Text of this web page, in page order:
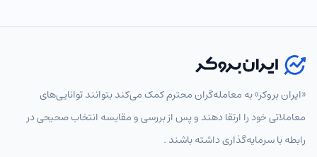
انتخاب نماد
«ایران بروکر» به معامله‌گران محترم کمک می‌کند بتوانند توانایی‌های
معاملاتی خود را ارتقا دهند و پس از بررسی و مقایسه انتخاب‌ صحیحی در
رابطه با سرمایه‌گذاری داشته باشند .